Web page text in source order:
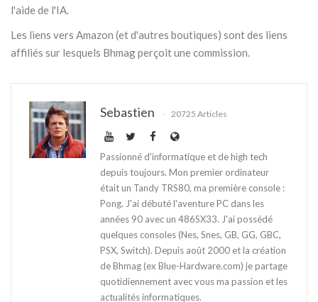
l'aide de l'IA.
Les liens vers Amazon (et d'autres boutiques) sont des liens
affiliés sur lesquels Bhmag perçoit une commission.
Sebastien 20725 Articles
Passionné d'informatique et de high tech
depuis toujours. Mon premier ordinateur
était un Tandy TRS80, ma première console :
Pong. J'ai débuté l'aventure PC dans les
années 90 avec un 486SX33. J'ai possédé
quelques consoles (Nes, Snes, GB, GG, GBC,
PSX, Switch). Depuis août 2000 et la création
de Bhmag (ex Blue-Hardware.com) je partage
quotidiennement avec vous ma passion et les
actualités informatiques.